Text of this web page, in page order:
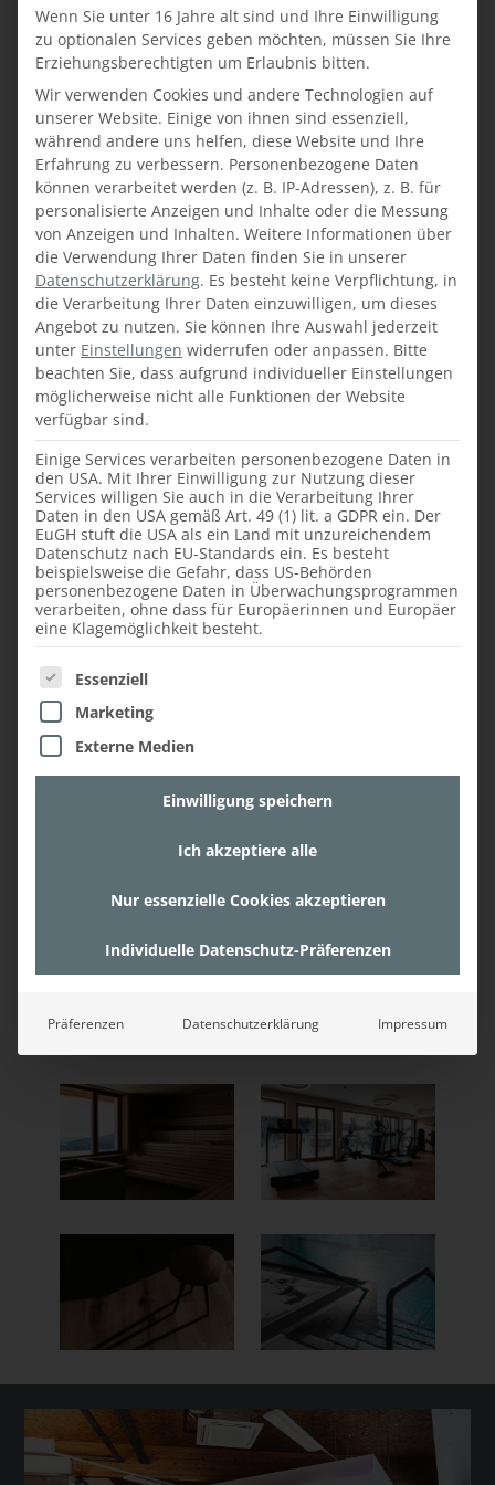
Im Bad wurde die Waschtische auch in Eiche
astig ausgeführt und verfügen über eine edle
Granit Steinplatte mit einem aufgesetzten
Waschbecken.
Wir freuen uns über die angenehme
Zusammenarbeit mit dem Naturhotel
Bauernhofer und das gelungene Projekt!
ZU DEN FAUSTMANN WOHN- UND
Wenn Sie unter 16 Jahre alt sind und Ihre Einwilligung
zu optionalen Services geben möchten, müssen Sie Ihre
Erziehungsberechtigten um Erlaubnis bitten.
Wir verwenden Cookies und andere Technologien auf
unserer Website. Einige von ihnen sind essenziell,
während andere uns helfen, diese Website und Ihre
Erfahrung zu verbessern. Personenbezogene Daten
können verarbeitet werden (z. B. IP-Adressen), z. B. für
personalisierte Anzeigen und Inhalte oder die Messung
von Anzeigen und Inhalten. Weitere Informationen über
die Verwendung Ihrer Daten finden Sie in unserer
Datenschutzerklärung. Es besteht keine Verpflichtung, in
die Verarbeitung Ihrer Daten einzuwilligen, um dieses
Angebot zu nutzen. Sie können Ihre Auswahl jederzeit
unter Einstellungen widerrufen oder anpassen. Bitte
beachten Sie, dass aufgrund individueller Einstellungen
möglicherweise nicht alle Funktionen der Website
verfügbar sind.
Einige Services verarbeiten personenbezogene Daten in
den USA. Mit Ihrer Einwilligung zur Nutzung dieser
Services willigen Sie auch in die Verarbeitung Ihrer
Daten in den USA gemäß Art. 49 (1) lit. a GDPR ein. Der
EuGH stuft die USA als ein Land mit unzureichendem
Datenschutz nach EU-Standards ein. Es besteht
beispielsweise die Gefahr, dass US-Behörden
personenbezogene Daten in Überwachungsprogrammen
verarbeiten, ohne dass für Europäerinnen und Europäer
eine Klagemöglichkeit besteht.
Es folgt eine Liste der Service-Gruppen, für die
Essenziell
Marketing
Externe Medien
Einwilligung speichern
Ich akzeptiere alle
Nur essenzielle Cookies akzeptieren
Individuelle Datenschutz-Präferenzen
Präferenzen Datenschutzerklärung Impressum